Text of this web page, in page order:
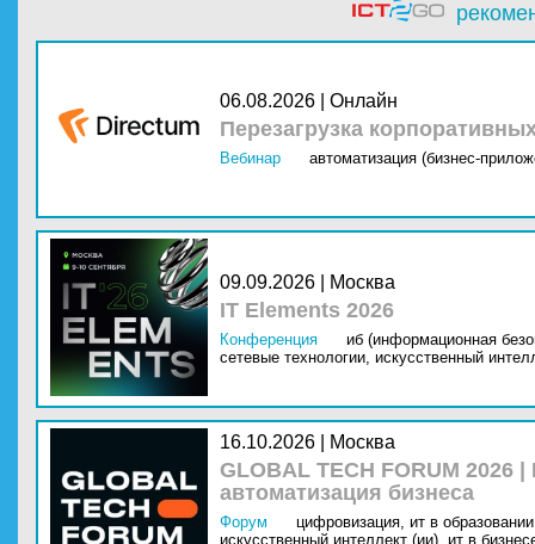
06.08.2026 | Онлайн
Перезагрузка
Вебинар автоматизация (бизнес-
09.09.2026 | Москва
IT Elements 2026
Конференция
иб (информационная
сетевые технологии, искусственный
16.10.2026 | Москва
GLOBAL TECH FORUM
автоматизация бизнеса
Форум цифровизация, ит в
искусственный интеллект (ии), ит в